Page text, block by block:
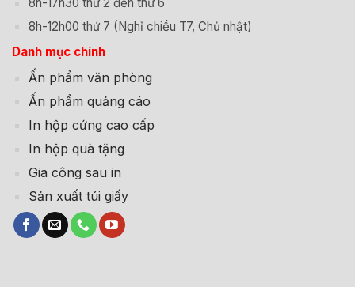
8h-12h00 thứ 7 (Nghỉ chiều T7, Chủ nhật)
Danh mục chính
Ấn phẩm văn phòng
Ấn phẩm quảng cáo
In hộp cứng cao cấp
In hộp quà tặng
Gia công sau in
Sản xuất túi giấy